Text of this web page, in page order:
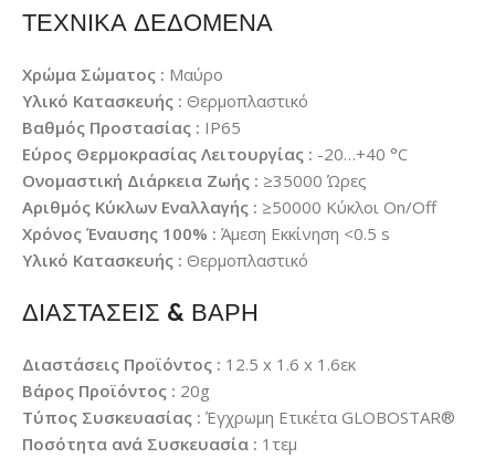
ΤΕΧΝΙΚΑ ΔΕΔΟΜΕΝΑ
Χρώμα Σώματος : Μαύρο
Υλικό Κατασκευής : Θερμοπλαστικό
Βαθμός Προστασίας : IP65
Εύρος Θερμοκρασίας Λειτουργίας : -20…+40 °C
Ονομαστική Διάρκεια Ζωής : ≥35000 Ώρες
Αριθμός Κύκλων Εναλλαγής : ≥50000 Κύκλοι On/Off
Χρόνος Έναυσης 100% : Άμεση Εκκίνηση <0.5 s
Υλικό Κατασκευής : Θερμοπλαστικό
ΔΙΑΣΤΑΣΕΙΣ & ΒΑΡΗ
Διαστάσεις Προϊόντος : 12.5 x 1.6 x 1.6εκ
Βάρος Προϊόντος : 20g
Τύπος Συσκευασίας : Έγχρωμη Ετικέτα GLOBOSTAR®
Ποσότητα ανά Συσκευασία : 1τεμ